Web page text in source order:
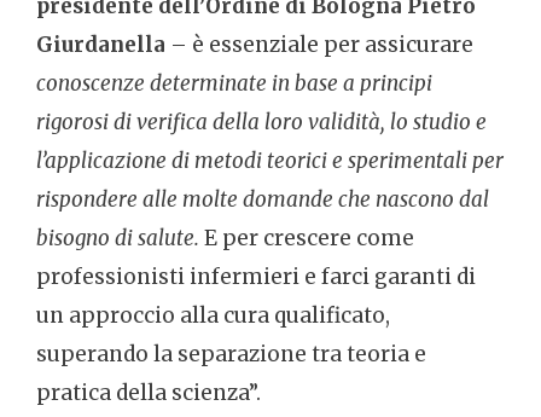
presidente dell’Ordine di Bologna Pietro
Giurdanella – è essenziale per assicurare
conoscenze determinate in base a principi
rigorosi di verifica della loro validità, lo studio e
l’applicazione di metodi teorici e sperimentali per
rispondere alle molte domande che nascono dal
bisogno di salute. E per crescere come
professionisti infermieri e farci garanti di
un approccio alla cura qualificato,
superando la separazione tra teoria e
pratica della scienza”.